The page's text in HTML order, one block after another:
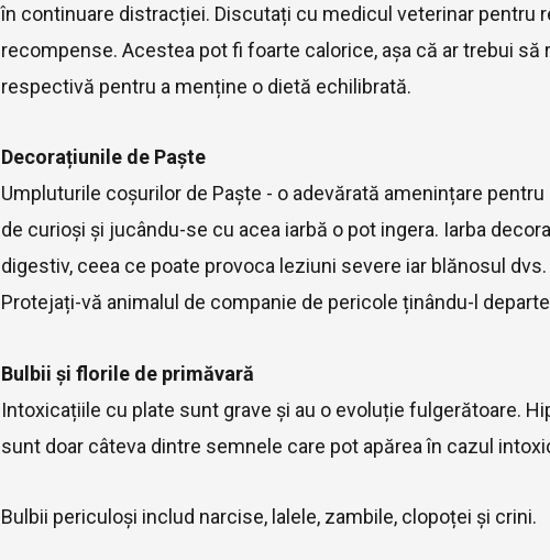
în continuare distracției. Discutați cu medicul veterinar pentru
recompense. Acestea pot fi foarte calorice, așa că ar trebui să
respectivă pentru a menține o dietă echilibrată.
Decorațiunile de Paște
Umpluturile coșurilor de Paște - o adevărată amenințare
de curioși și jucându-se cu acea iarbă o pot ingera. Iarba
digestiv, ceea ce poate provoca leziuni severe iar blănosul
Protejați-vă animalul de companie de pericole ținându-l
Bulbii și florile de primăvară
Intoxicațiile cu plate sunt grave și au o evoluție fulgerătoare.
sunt doar câteva dintre semnele care pot apărea în cazul
Bulbii periculoși includ narcise, lalele, zambile, clopoței și crini.